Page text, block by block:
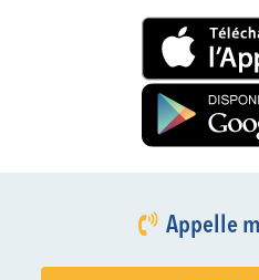
Appelle